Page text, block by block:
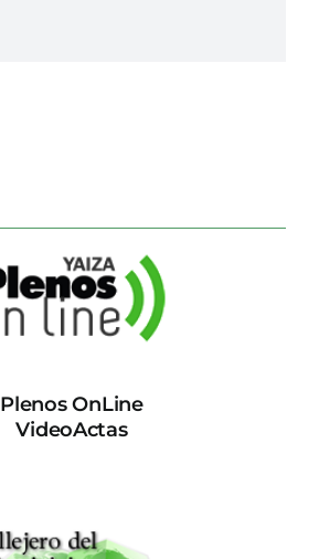
Plenos OnLine
VideoActas